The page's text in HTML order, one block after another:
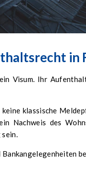
in
Visum. Ihr
klassische
Nachweis des